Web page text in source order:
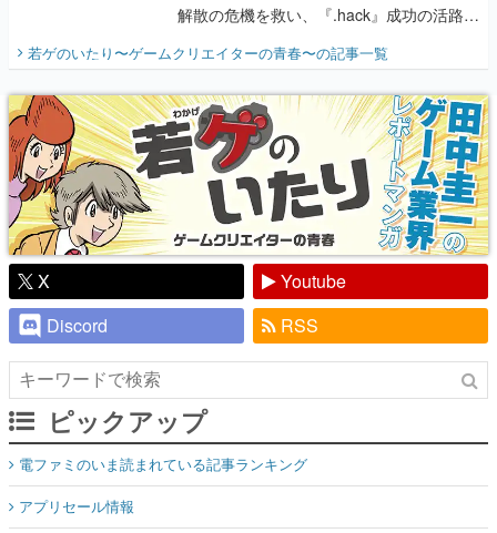
解散の危機を救い、『.hack』成功の活路を
『少年ジャンプ』色だった【若ゲのいた
り】
若ゲのいたり〜ゲームクリエイターの青春〜の記事一覧
X
Youtube
Discord
RSS
ピックアップ
電ファミのいま読まれている記事ランキング
アプリセール情報